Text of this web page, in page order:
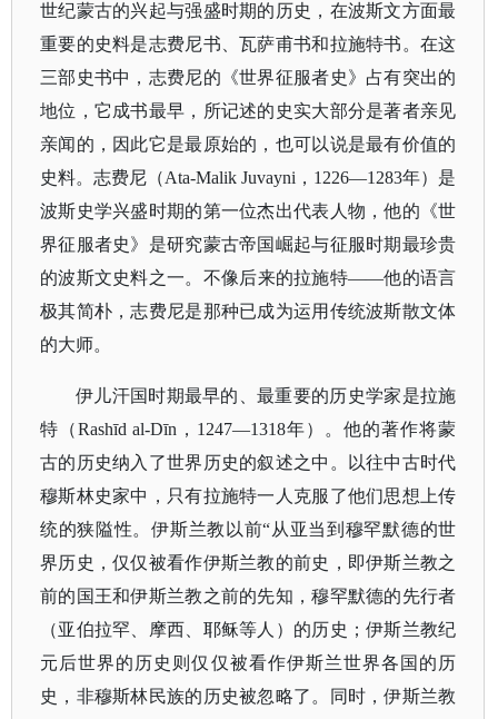
世纪蒙古的兴起与强盛时期的历史，在波斯文方面最
重要的史料是志费尼书、瓦萨甫书和拉施特书。在这
三部史书中，志费尼的《世界征服者史》占有突出的
地位，它成书最早，所记述的史实大部分是著者亲见
亲闻的，因此它是最原始的，也可以说是最有价值的
史料。志费尼（Ata-Malik Juvayni，1226—1283年）是
波斯史学兴盛时期的第一位杰出代表人物，他的《世
界征服者史》是研究蒙古帝国崛起与征服时期最珍贵
的波斯文史料之一。不像后来的拉施特——他的语言
极其简朴，志费尼是那种已成为运用传统波斯散文体
的大师。
伊儿汗国时期最早的、最重要的历史学家是拉施
特（Rashīd al-Dīn，1247—1318年）。他的著作将蒙
古的历史纳入了世界历史的叙述之中。以往中古时代
穆斯林史家中，只有拉施特一人克服了他们思想上传
统的狭隘性。伊斯兰教以前“从亚当到穆罕默德的世
界历史，仅仅被看作伊斯兰教的前史，即伊斯兰教之
前的国王和伊斯兰教之前的先知，穆罕默德的先行者
（亚伯拉罕、摩西、耶稣等人）的历史；伊斯兰教纪
元后世界的历史则仅仅被看作伊斯兰世界各国的历
史，非穆斯林民族的历史被忽略了。同时，伊斯兰教